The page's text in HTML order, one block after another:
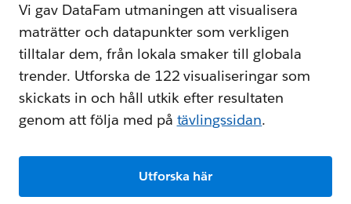
Vi gav DataFam utmaningen att visualisera
maträtter och datapunkter som verkligen
tilltalar dem, från lokala smaker till globala
trender. Utforska de 122 visualiseringar som
skickats in och håll utkik efter resultaten
genom att följa med på tävlingssidan.
Utforska här